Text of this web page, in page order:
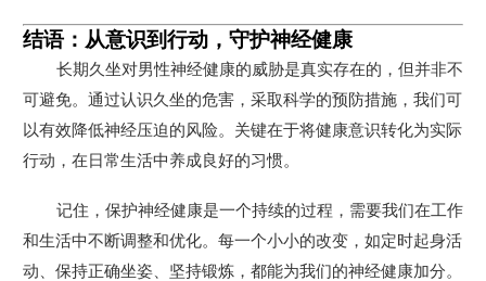
结语：从意识到行动，守护神经健康
长期久坐对男性神经健康的威胁是真实存在的，但并非不
可避免。通过认识久坐的危害，采取科学的预防措施，我们可
以有效降低神经压迫的风险。关键在于将健康意识转化为实际
行动，在日常生活中养成良好的习惯。
记住，保护神经健康是一个持续的过程，需要我们在工作
和生活中不断调整和优化。每一个小小的改变，如定时起身活
动、保持正确坐姿、坚持锻炼，都能为我们的神经健康加分。